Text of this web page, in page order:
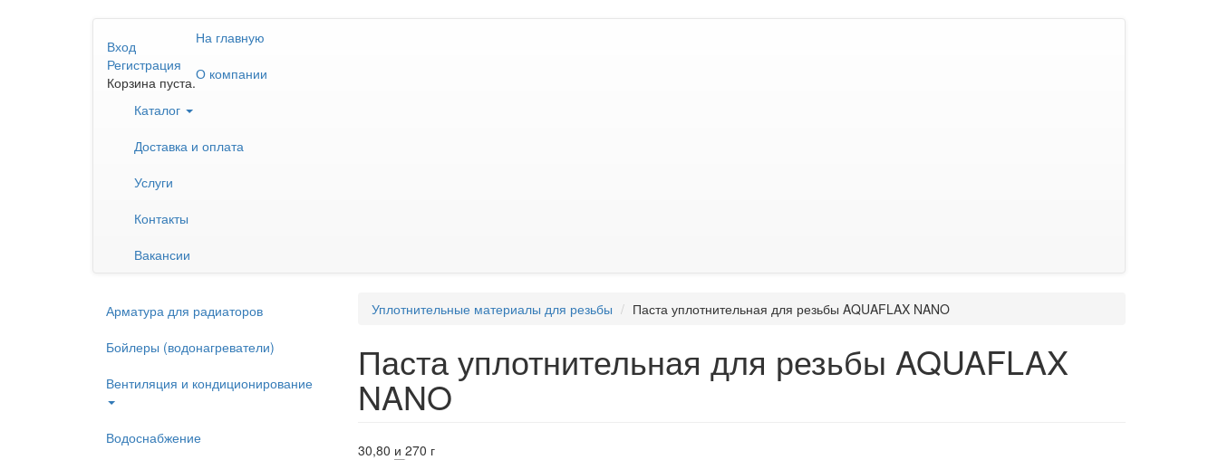
Вход
Регистрация
Корзина пуста.
На главную
О компании
Каталог
Доставка и оплата
Услуги
Контакты
Вакансии
Арматура для радиаторов
Бойлеры (водонагреватели)
Вентиляция и кондиционирование
Водоснабжение
Уплотнительные материалы для резьбы Паста уплотнительная для резьбы AQUAFLAX NANO
Паста уплотнительная для резьбы AQUAFLAX
NANO
30,80 и 270 г